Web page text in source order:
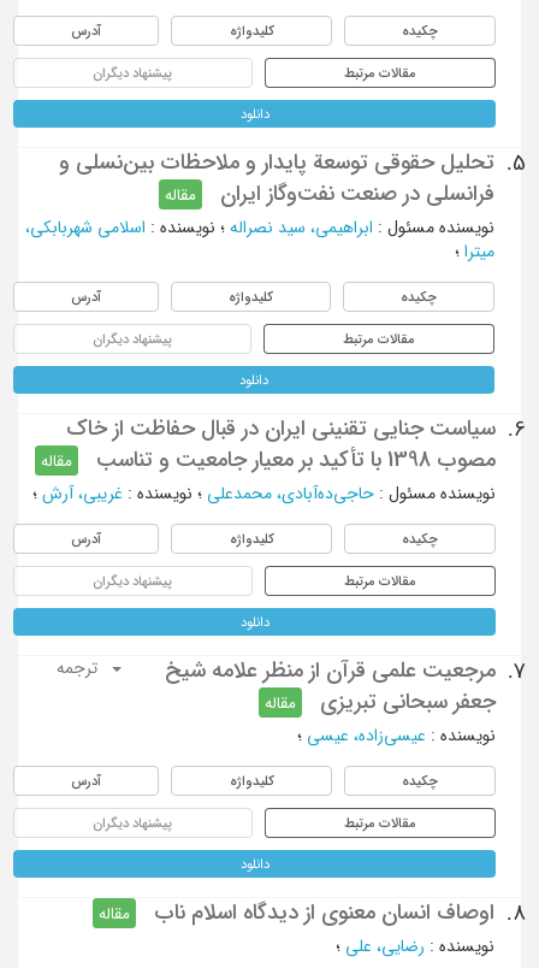
چکیده کلیدواژه آدرس
مقالات مرتبط پیشنهاد دیگران
دانلود
5.
تحلیل حقوقی توسعة پایدار و ملاحظات بین‌نسلی و
فرانسلی در صنعت نفت‌‌وگاز ایران
مقاله
نویسنده مسئول : ابراهیمی، سید نصراله؛ نویسنده: اسلامی شهربابکی،
میترا ؛
چکیده کلیدواژه آدرس
مقالات مرتبط پیشنهاد دیگران
دانلود
6.
سیاست جنایی تقنینی ایران در قبال حفاظت از خاک
مصوب 1398 با تأکید بر معیار جامعیت و تناسب
مقاله
نویسنده مسئول : حاجی‌ده‌آبادی، محمدعلی ؛ نویسنده: غریبی، آرش ؛
چکیده کلیدواژه آدرس
مقالات مرتبط پیشنهاد دیگران
دانلود
7.
مرجعیت علمی قرآن از منظر علامه شیخ
جعفر سبحانی تبریزی
مقاله
ترجمه
نویسنده: عیسی‌زاده، عیسی ؛
چکیده کلیدواژه آدرس
مقالات مرتبط پیشنهاد دیگران
دانلود
8. اوصاف انسان معنوی از دیدگاه اسلام ناب
مقاله
نویسنده: رضایی، علی ؛